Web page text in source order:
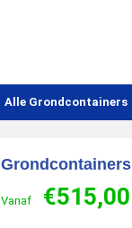
Alle Grondcontainers
Grondcontainers
Vanaf €515,00